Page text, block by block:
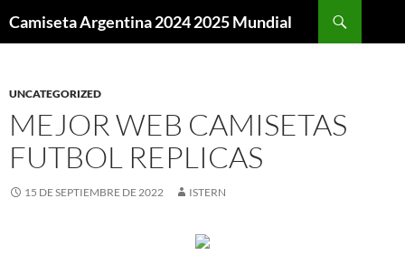
Camiseta Argentina 2024 2025 Mundial
UNCATEGORIZED
MEJOR WEB CAMISETAS
FUTBOL REPLICAS
15 DE SEPTIEMBRE DE 2022 ISTERN